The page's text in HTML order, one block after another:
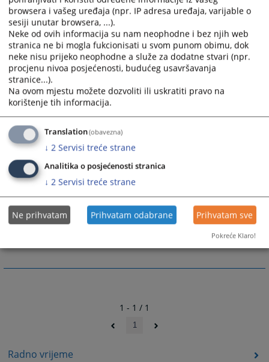
Radno vrijeme
Prateći dokumenti
Zahtjev za uvid u spis
e Zahtjev za uvid u spis
1 - 1 / 1
1
browsera i vašeg uređaja (npr. IP adresa uređaja, varijable o
sesiji unutar browsera, ...).
Neke od ovih informacija su nam neophodne i bez njih web
stranica ne bi mogla fukcionisati u svom punom obimu, dok
neke nisu prijeko neophodne a služe za dodatne stvari (npr.
procjenu nivoa posjećenosti, budućeg usavršavanja
stranice...).
Na ovom mjestu možete dozvoliti ili uskratiti pravo na
korištenje tih informacija.
Translation(obavezna)
↓ 2 Servisi treće strane
Analitika o posjećenosti stranica
↓ 2 Servisi treće strane
Ne prihvatam Prihvatam odabrane Prihvatam sve
Pokreće Klaro!